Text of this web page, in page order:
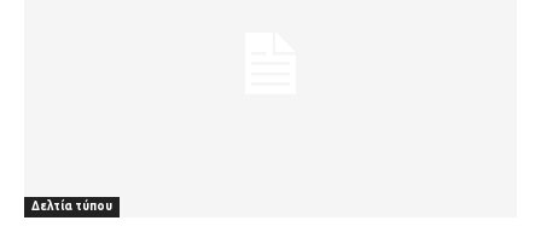
Δελτία τύπου